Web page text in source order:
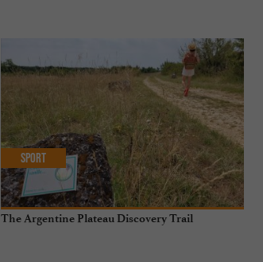
The Argentine Plateau Discovery Trail
Sport